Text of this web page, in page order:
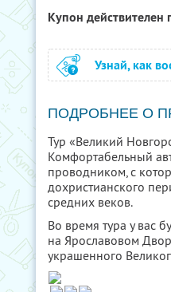
Купон
Узнай, как
ПОДРОБНЕЕ О
Тур «Великий
Комфортабельный
проводником, с
дохристианского
средних веков.
Во время тура у вас
на Ярославовом
украшенного